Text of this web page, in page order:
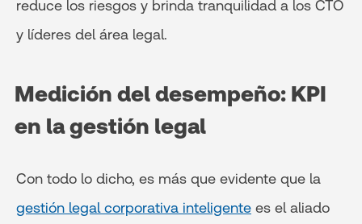
reduce los riesgos y brinda tranquilidad a los CTO
y líderes del área legal.
Medición del desempeño: KPI
en la gestión legal
Con todo lo dicho, es más que evidente que la
gestión legal corporativa inteligente es el aliado